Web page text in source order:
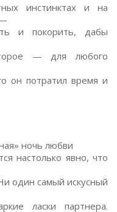
инстинктах и на
и покорить, дабы
— для любого
он потратил время и
ночь любви
настолько явно, что
один самый искусный
ласки партнера.